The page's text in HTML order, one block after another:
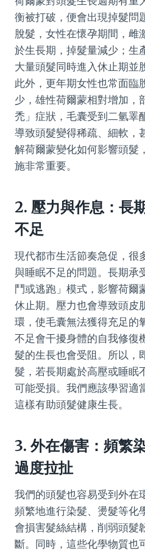
衡被打破，便會出現掉髮問
脫髮，女性在懷孕期間，雌
於生長期，掉髮量減少；生
大量頭髮同時進入休止期並
此外，更年期女性也常面臨
少，雄性荷爾蒙相對增加，
禿」症狀，毛囊受到二氫睪
導致頭髮變得稀疏、細軟，
解荷爾蒙變化如何影響頭髮
施非常重要。
2. 壓力與作息：長
不足
現代都市生活節奏急促，很
與睡眠不足的問題。長期承
鬥或逃跑」模式，影響荷爾
休止期。壓力也會導致頭皮
環，使毛囊無法獲得充足的
不足會干擾身體的自我修復
髮的生長也會受阻。所以，
髮，若長期處於高壓或睡眠
可能受損。我們應該學習適
這樣有助頭髮健康生長。
3. 外在傷害：頻繁
過度拉扯
我們的頭髮也容易受到外在
頻繁地進行染髮、燙髮等化
會損害髮絲結構，削弱頭髮
斷。同時，這些化學物質也